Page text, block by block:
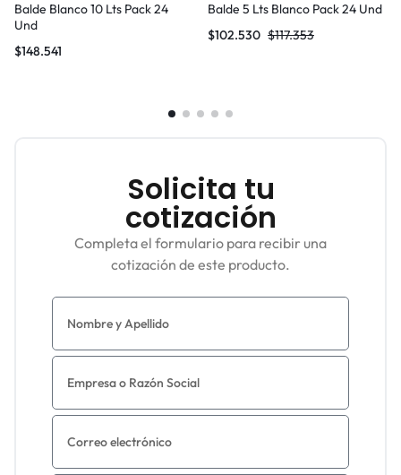
Balde Blanco 10 Lts Pack 24
Und
$148.541
Balde 5 Lts Blanco Pack 24 Und
$102.530 $117.353
Solicita tu
cotización
Completa el formulario para recibir una
cotización de este producto.